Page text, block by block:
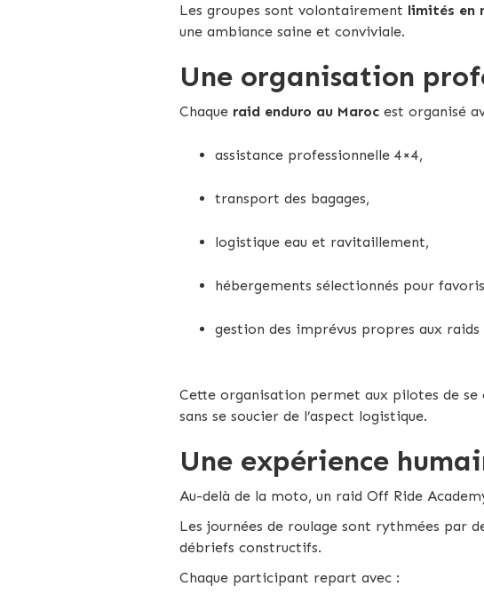
Les groupes sont volontairement limités en
une ambiance saine et conviviale.
Une organisation
Chaque raid enduro au Maroc est organisé
assistance professionnelle 4×4,
transport des bagages,
logistique eau et ravitaillement,
hébergements sélectionnés pour
gestion des imprévus propres aux raids
Cette organisation permet aux pilotes de se
sans se soucier de l’aspect logistique.
Une expérience
Au-delà de la moto, un raid Off Ride
Les journées de roulage sont rythmées par
débriefs constructifs.
Chaque participant repart avec :